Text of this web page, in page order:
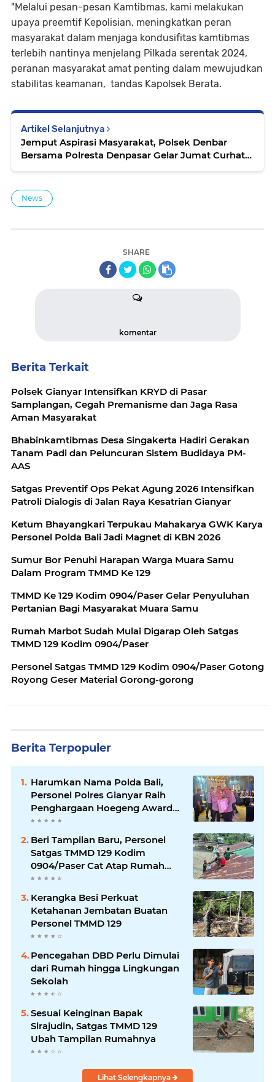
"Melalui pesan-pesan Kamtibmas, kami melakukan
upaya preemtif Kepolisian, meningkatkan peran
masyarakat dalam menjaga kondusifitas kamtibmas
terlebih nantinya menjelang Pilkada serentak 2024,
peranan masyarakat amat penting dalam mewujudkan
stabilitas keamanan, tandas Kapolsek Berata.
Artikel Selanjutnya
Jemput Aspirasi Masyarakat, Polsek Denbar
Bersama Polresta Denpasar Gelar Jumat Curhat
News
SHARE
komentar
Berita Terkait
Polsek Gianyar Intensifkan KRYD di Pasar
Samplangan, Cegah Premanisme dan Jaga Rasa
Aman Masyarakat
Bhabinkamtibmas Desa Singakerta Hadiri Gerakan
Tanam Padi dan Peluncuran Sistem Budidaya PM-
AAS
Satgas Preventif Ops Pekat Agung 2026 Intensifkan
Patroli Dialogis di Jalan Raya Kesatrian Gianyar
Ketum Bhayangkari Terpukau Mahakarya GWK Karya
Personel Polda Bali Jadi Magnet di KBN 2026
Sumur Bor Penuhi Harapan Warga Muara Samu
Dalam Program TMMD Ke 129
TMMD Ke 129 Kodim 0904/Paser Gelar Penyuluhan
Pertanian Bagi Masyarakat Muara Samu
Rumah Marbot Sudah Mulai Digarap Oleh Satgas
TMMD 129 Kodim 0904/Paser
Personel Satgas TMMD 129 Kodim 0904/Paser Gotong
Royong Geser Material Gorong-gorong
Berita Terpopuler
Harumkan Nama Polda Bali,
Personel Polres Gianyar Raih
Penghargaan Hoegeng Awards
2026
Beri Tampilan Baru, Personel
Satgas TMMD 129 Kodim
0904/Paser Cat Atap Rumah
Marbot
Kerangka Besi Perkuat
Ketahanan Jembatan Buatan
Personel TMMD 129
Pencegahan DBD Perlu Dimulai
dari Rumah hingga Lingkungan
Sekolah
Sesuai Keinginan Bapak
Sirajudin, Satgas TMMD 129
Ubah Tampilan Rumahnya
Lihat Selengkapnya